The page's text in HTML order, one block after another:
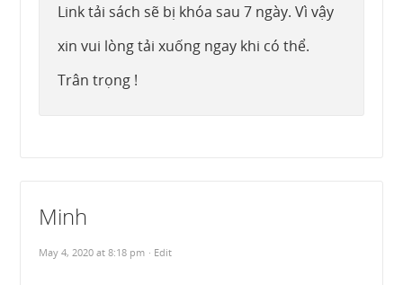
Link tải sách sẽ bị khóa sau 7 ngày. Vì vậy
xin vui lòng tải xuống ngay khi có thể.
Trân trọng !
Minh
May 4, 2020 at 8:18 pm · Edit